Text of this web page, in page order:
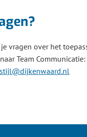
vragen over het
Team Communicatie: